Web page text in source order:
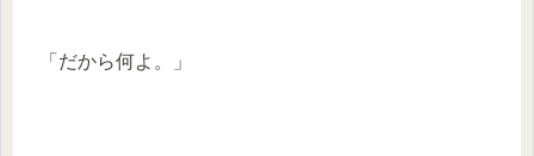
「だから何よ。」